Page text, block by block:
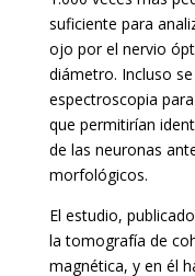
suficiente para
ojo por el nervio
diámetro. Incluso
espectroscopia
que permitirían
de las neuronas
morfológicos.
El estudio,
la tomografía de
magnética, y en él